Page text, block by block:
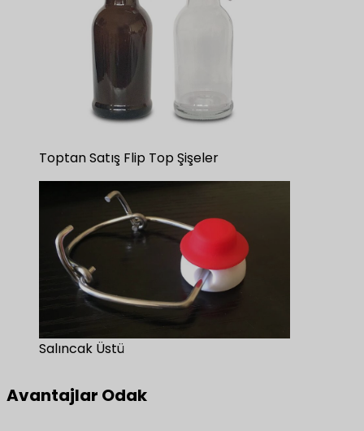
Toptan Satış Flip Top Şişeler
Salıncak Üstü
Avantajlar Odak